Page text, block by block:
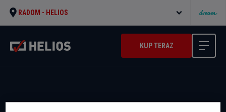
RADOM - HELIOS
KUP TERAZ